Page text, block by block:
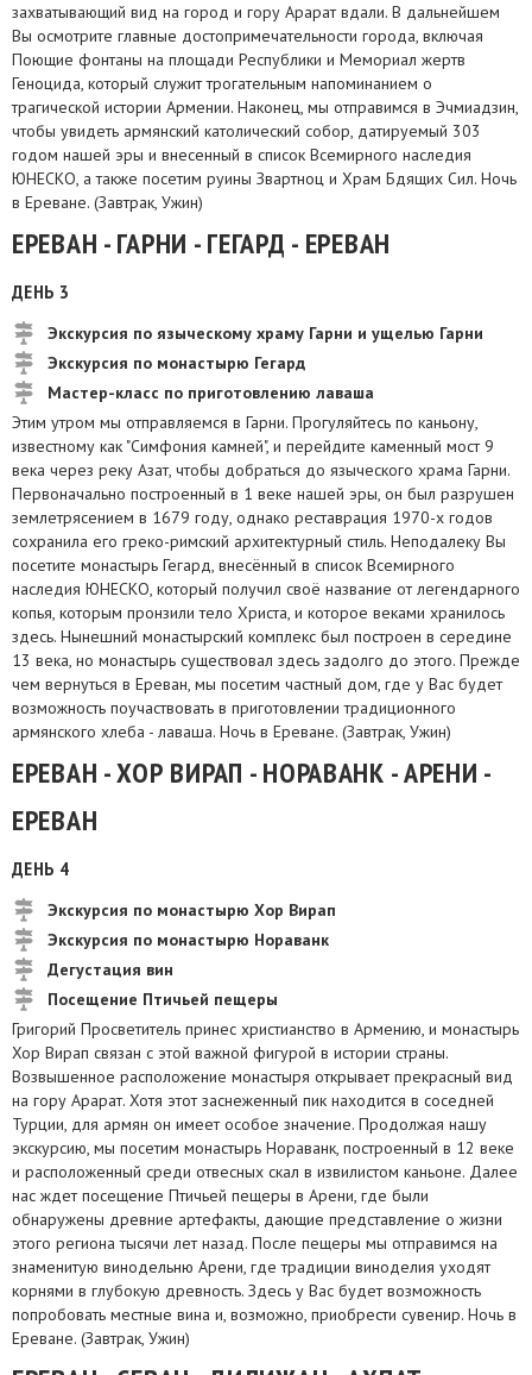
захватывающий вид на город и гору Арарат вдали. В дальнейшем
Вы осмотрите главные достопримечательности города, включая
Поющие фонтаны на площади Республики и Мемориал жертв
Геноцида, который служит трогательным напоминанием о
трагической истории Армении. Наконец, мы отправимся в Эчмиадзин,
чтобы увидеть армянский католический собор, датируемый 303
годом нашей эры и внесенный в список Всемирного наследия
ЮНЕСКО, а также посетим руины Звартноц и Храм Бдящих Сил. Ночь
в Ереване. (Завтрак, Ужин)
ЕРЕВАН - ГАРНИ - ГЕГАРД - ЕРЕВАН
ДЕНЬ 3
Экскурсия по языческому храму Гарни и ущелью Гарни
Экскурсия по монастырю Гегард
Мастер-класс по приготовлению лаваша
Этим утром мы отправляемся в Гарни. Прогуляйтесь по каньону,
известному как "Симфония камней", и перейдите каменный мост 9
века через реку Азат, чтобы добраться до языческого храма Гарни.
Первоначально построенный в 1 веке нашей эры, он был разрушен
землетрясением в 1679 году, однако реставрация 1970-х годов
сохранила его греко-римский архитектурный стиль. Неподалеку Вы
посетите монастырь Гегард, внесённый в список Всемирного
наследия ЮНЕСКО, который получил своё название от легендарного
копья, которым пронзили тело Христа, и которое веками хранилось
здесь. Нынешний монастырский комплекс был построен в середине
13 века, но монастырь существовал здесь задолго до этого. Прежде
чем вернуться в Ереван, мы посетим частный дом, где у Вас будет
возможность поучаствовать в приготовлении традиционного
армянского хлеба - лаваша. Ночь в Ереване. (Завтрак, Ужин)
ЕРЕВАН - ХОР ВИРАП - НОРАВАНК - АРЕНИ -
ЕРЕВАН
ДЕНЬ 4
Экскурсия по монастырю Хор Вирап
Экскурсия по монастырю Нораванк
Дегустация вин
Посещение Птичьей пещеры
Григорий Просветитель принес христианство в Армению, и монастырь
Хор Вирап связан с этой важной фигурой в истории страны.
Возвышенное расположение монастыря открывает прекрасный вид
на гору Арарат. Хотя этот заснеженный пик находится в соседней
Турции, для армян он имеет особое значение. Продолжая нашу
экскурсию, мы посетим монастырь Нораванк, построенный в 12 веке
и расположенный среди отвесных скал в извилистом каньоне. Далее
нас ждет посещение Птичьей пещеры в Арени, где были
обнаружены древние артефакты, дающие представление о жизни
этого региона тысячи лет назад. После пещеры мы отправимся на
знаменитую винодельню Арени, где традиции виноделия уходят
корнями в глубокую древность. Здесь у Вас будет возможность
попробовать местные вина и, возможно, приобрести сувенир. Ночь в
Ереване. (Завтрак, Ужин)